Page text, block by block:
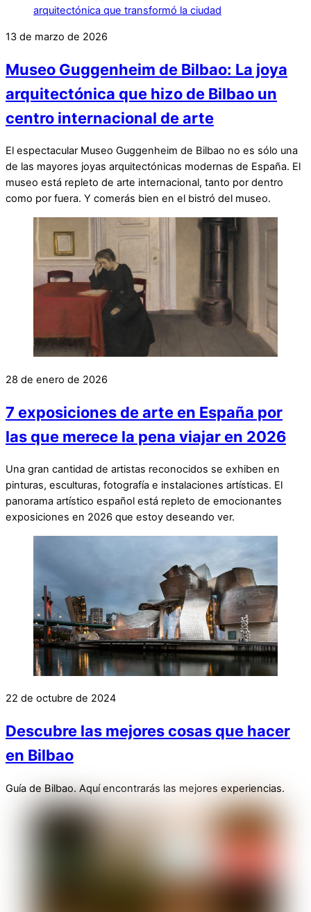
13 de marzo de 2026
Museo Guggenheim de Bilbao: La joya
arquitectónica que hizo de Bilbao un
centro internacional de arte
El espectacular Museo Guggenheim de Bilbao no es sólo una
de las mayores joyas arquitectónicas modernas de España. El
museo está repleto de arte internacional, tanto por dentro
como por fuera. Y comerás bien en el bistró del museo.
28 de enero de 2026
7 exposiciones de arte en España por
las que merece la pena viajar en 2026
Una gran cantidad de artistas reconocidos se exhiben en
pinturas, esculturas, fotografía e instalaciones artísticas. El
panorama artístico español está repleto de emocionantes
exposiciones en 2026 que estoy deseando ver.
22 de octubre de 2024
Descubre las mejores cosas que hacer
en Bilbao
Guía de Bilbao. Aquí encontrarás las mejores experiencias.